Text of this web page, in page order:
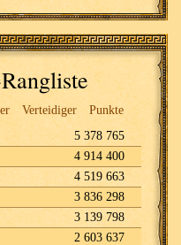
Verteidiger
Punkte
5 378 765
4 914 400
4 519 663
3 836 298
3 139 798
2 603 637